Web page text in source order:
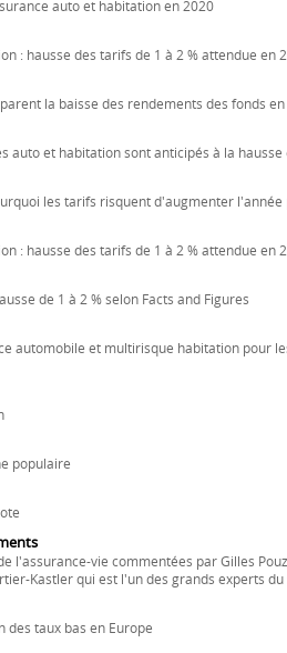
auto et habitation en 2020
: hausse des tarifs de 1 à 2 % attendue en
la baisse des rendements des fonds
auto et habitation sont anticipés à la hausse
les tarifs risquent d'augmenter l'année
: hausse des tarifs de 1 à 2 % attendue en
de 1 à 2 % selon Facts and Figures
automobile et multirisque habitation pour
populaire
l'assurance-vie commentées par Gilles
Kastler qui est l'un des grands experts du
des taux bas en Europe